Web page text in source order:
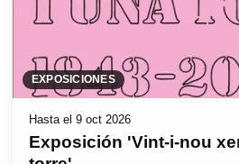
EXPOSICIONES
Hasta el 9 oct 2026
Exposición 'Vint-i-nou